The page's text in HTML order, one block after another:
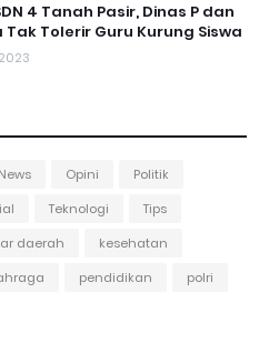
4 Tanah Pasir, Dinas P dan
Tak Tolerir Guru Kurung Siswa
News Opini
Politik
Teknologi
Tips
daerah
kesehatan
pendidikan
polri